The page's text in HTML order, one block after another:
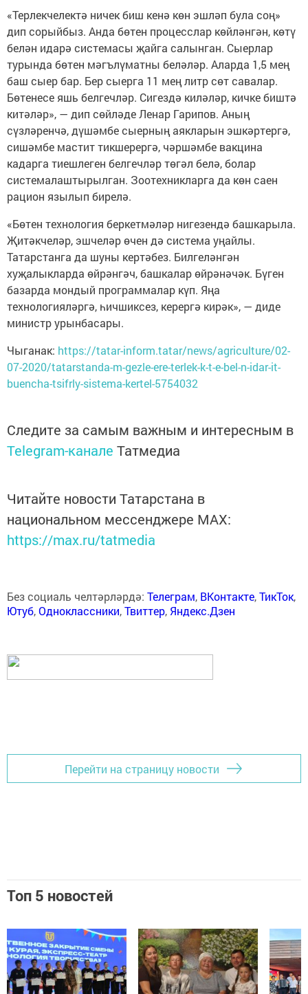
«Терлекчелектә ничек биш кенә көн эшләп була соң»
дип сорыйбыз. Анда бөтен процесслар көйләнгән, көтү
белән идарә системасы җайга салынган. Сыерлар
турында бөтен мәгълүматны беләләр. Аларда 1,5 мең
баш сыер бар. Бер сыерга 11 мең литр сөт савалар.
Бөтенесе яшь белгечләр. Сигездә киләләр, кичке биштә
китәләр», — дип сөйләде Ленар Гарипов. Аның
сүзләренчә, дүшәмбе сыерның аякларын эшкәртергә,
сишәмбе мастит тикшерергә, чәршәмбе вакцина
кадарга тиешлеген белгечләр төгәл белә, болар
системалаштырылган. Зоотехникларга да көн саен
рацион язылып бирелә.
«Бөтен технология беркетмәләр нигезендә башкарыла.
Җитәкчеләр, эшчеләр өчен дә система уңайлы.
Татарстанга да шуны кертәбез. Билгеләнгән
хуҗалыкларда өйрәнгәч, башкалар өйрәнәчәк. Бүген
базарда мондый программалар күп. Яңа
технологияләргә, һичшиксез, керергә кирәк», — диде
министр урынбасары.
Чыганак: https://tatar-inform.tatar/news/agriculture/02-
07-2020/tatarstanda-m-gezle-ere-terlek-k-t-e-bel-n-idar-it-
buencha-tsifrly-sistema-kertel-5754032
Следите за самым важным и интересным в
Telegram-канале Татмедиа
Читайте новости Татарстана в
национальном мессенджере MАХ:
https://max.ru/tatmedia
Без социаль челтәрләрдә: Телеграм, ВКонтакте,ТикТок,
Ютуб,Одноклассники,Твиттер, Яндекс.Дзен
Перейти на страницу новости
Топ 5 новостей